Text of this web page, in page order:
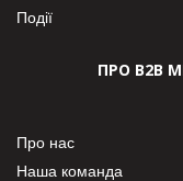
Події
ПРО В2В
Про нас
Наша команда